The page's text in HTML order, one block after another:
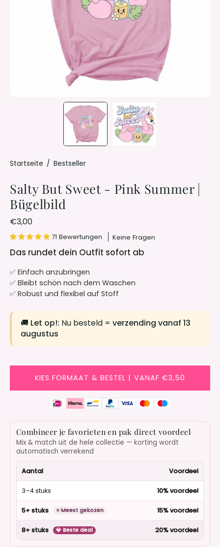
Startseite / Bestseller
Salty But Sweet - Pink Summer |
Bügelbild
€3,00
71 Bewertungen Keine Fragen
Das rundet dein Outfit sofort ab
✅ Einfach anzubringen
✅ Bleibt schön nach dem Waschen
✅ Robust und flexibel auf Stoff
🚚 Let op!: Nu besteld = verzending vanaf 13
augustus
KIES FORMAAT & BESTEL | VANAF €3,50
Combineer je favorieten en pak direct voordeel
Mix & match uit de hele collectie — korting wordt
automatisch verrekend
Aantal Voordeel
3–4 stuks 10% voordeel
5+ stuks ⭐ Meest gekozen 15% voordeel
8+ stuks 💎 Beste deal 20% voordeel